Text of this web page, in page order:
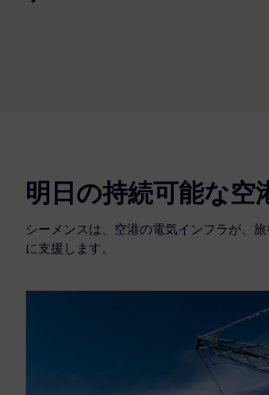
明日の持続可能な空
シーメンスは、空港の電気インフラが、
に支援します。